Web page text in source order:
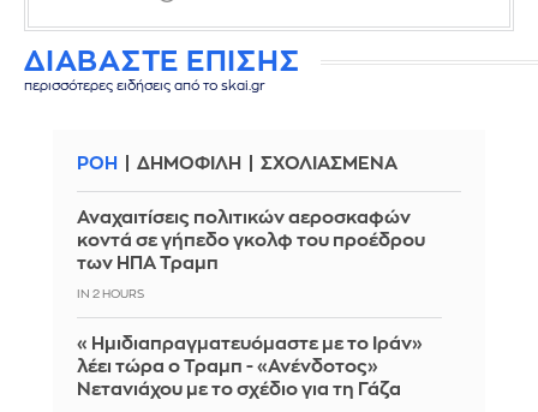
ΔΙΑΒΑΣΤΕ ΕΠΙΣΗΣ
περισσότερες ειδήσεις από το skai.gr
ΡΟΗ ΔΗΜΟΦΙΛΗ ΣΧΟΛΙΑΣΜΕΝΑ
Αναχαιτίσεις πολιτικών αεροσκαφών
κοντά σε γήπεδο γκολφ του προέδρου
των ΗΠΑ Τραμπ
IN 2 HOURS
«Ημιδιαπραγματευόμαστε με το Ιράν»
λέει τώρα ο Τραμπ - «Ανένδοτος»
Νετανιάχου με το σχέδιο για τη Γάζα